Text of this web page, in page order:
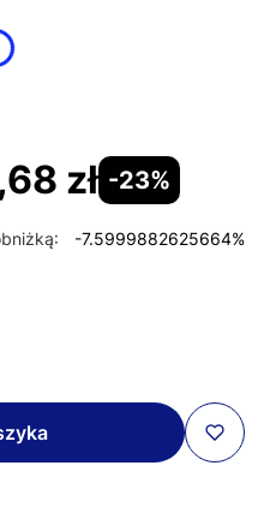
zł -23%
-7.5999882625664%